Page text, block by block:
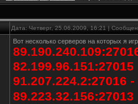
Дата: Четверг, 25.06.2009, 16:21 |
Вот несколько серверов на которых я
82.199.96.151:27015
91.207.224.2:27016
89.223.32.156:27013